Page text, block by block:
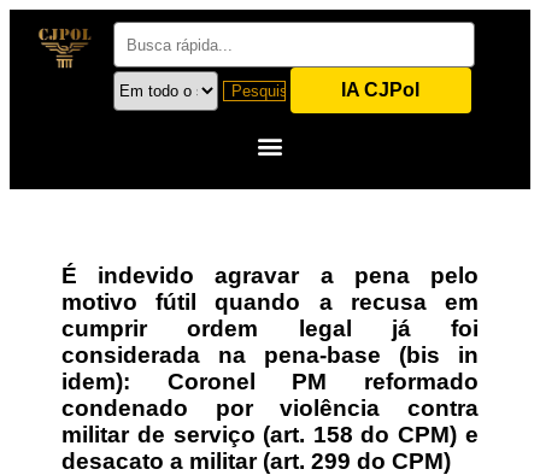
IA CJPol
É indevido agravar a pena pelo
motivo fútil quando a recusa em
cumprir ordem legal já foi
considerada na pena-base (bis in
idem): Coronel PM reformado
condenado por violência contra
militar de serviço (art. 158 do CPM) e
desacato a militar (art. 299 do CPM)